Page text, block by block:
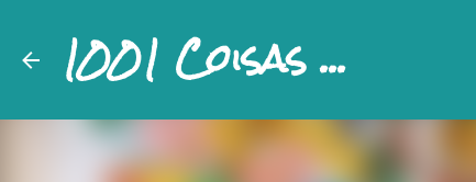
1001 Coisas ...